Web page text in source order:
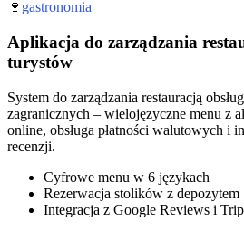
🍷 gastronomia
Aplikacja do zarządzania
turystów
System do zarządzania restauracją
zagranicznych – wielojęzyczne menu z
online, obsługa płatności walutowych i
recenzji.
Cyfrowe menu w 6 językach
Rezerwacja stolików z depozytem
Integracja z Google Reviews i